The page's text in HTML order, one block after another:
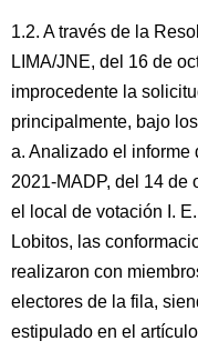
1.2. A través de la
LIMA/JNE, del 16 de
improcedente la
principalmente, bajo
a. Analizado el informe
2021-MADP, del 14 de
el local de votación I.
Lobitos, las
realizaron con
electores de la fila,
estipulado en el